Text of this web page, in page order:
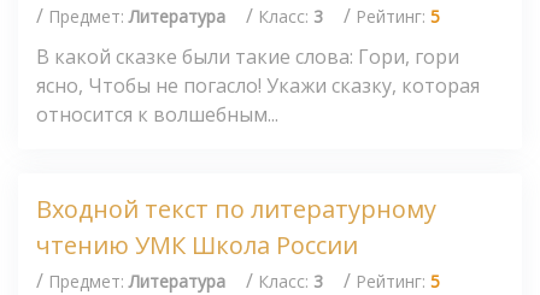
/ Предмет:Литература / Класс: 3 / Рейтинг: 5
В какой сказке были такие слова: Гори, гори
ясно, Чтобы не погасло! Укажи сказку, которая
относится к волшебным...
Входной текст по литературному
чтению УМК Школа России
/ Предмет:Литература / Класс: 3 / Рейтинг: 5